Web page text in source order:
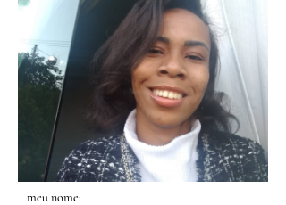
meu nome: